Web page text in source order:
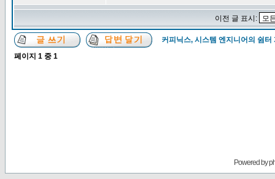
이전 글 표시:
커피닉스, 시스템 엔지니어의 쉼터
페이지 1 중 1
Powered by